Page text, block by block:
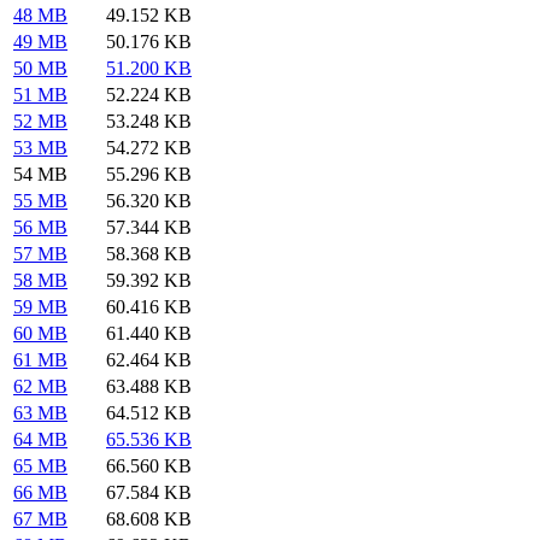
48 MB
49.152 KB
49 MB
50.176 KB
50 MB
51.200 KB
51 MB
52.224 KB
52 MB
53.248 KB
53 MB
54.272 KB
54 MB
55.296 KB
55 MB
56.320 KB
56 MB
57.344 KB
57 MB
58.368 KB
58 MB
59.392 KB
59 MB
60.416 KB
60 MB
61.440 KB
61 MB
62.464 KB
62 MB
63.488 KB
63 MB
64.512 KB
64 MB
65.536 KB
65 MB
66.560 KB
66 MB
67.584 KB
67 MB
68.608 KB